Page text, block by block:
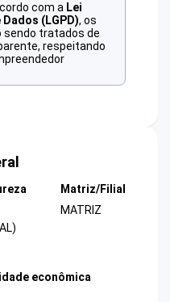
com a Lei
(LGPD), os
sendo tratados de
respeitando
Matriz/Filial
MATRIZ
econômica